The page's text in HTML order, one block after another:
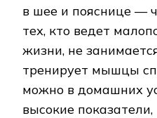
в шее и пояснице —
тех, кто ведет
жизни, не
тренирует мышцы
можно в домашних
высокие